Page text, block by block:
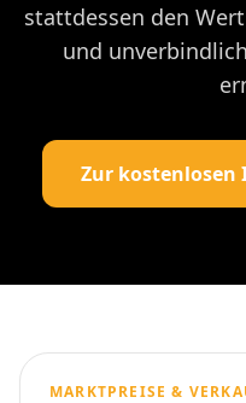
stattdessen den
und
Zur
MARKTPREISE &